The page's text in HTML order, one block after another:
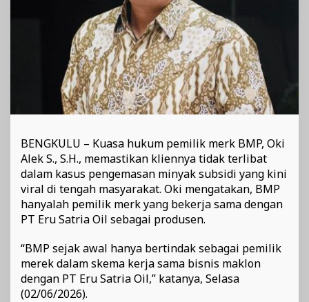
BENGKULU – Kuasa hukum pemilik merk BMP, Oki
Alek S., S.H., memastikan kliennya tidak terlibat
dalam kasus pengemasan minyak subsidi yang kini
viral di tengah masyarakat. Oki mengatakan, BMP
hanyalah pemilik merk yang bekerja sama dengan
PT Eru Satria Oil sebagai produsen.
“BMP sejak awal hanya bertindak sebagai pemilik
merek dalam skema kerja sama bisnis maklon
dengan PT Eru Satria Oil,” katanya, Selasa
(02/06/2026).